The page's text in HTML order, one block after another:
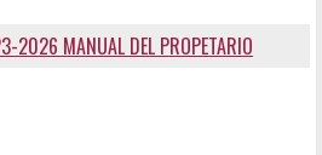
2026 MANUAL DEL PROPETARIO